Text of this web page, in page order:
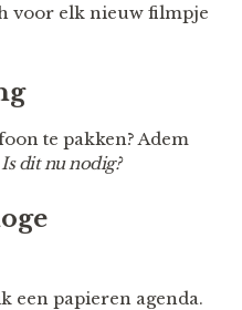
voor elk nieuw filmpje
te pakken? Adem
Is dit nu nodig?
een papieren agenda.